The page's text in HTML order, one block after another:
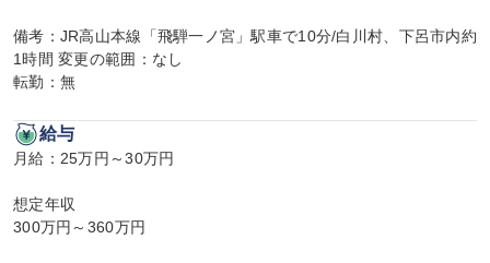
備考：JR高山本線「飛騨一ノ宮」駅車で10分/白川村、下呂市内約
1時間 変更の範囲：なし
転勤：無
給与
月給：25万円～30万円
想定年収
300万円～360万円